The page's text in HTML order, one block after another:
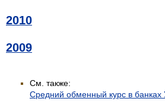
2010
2009
См. также:
Средний обменный курс в банках